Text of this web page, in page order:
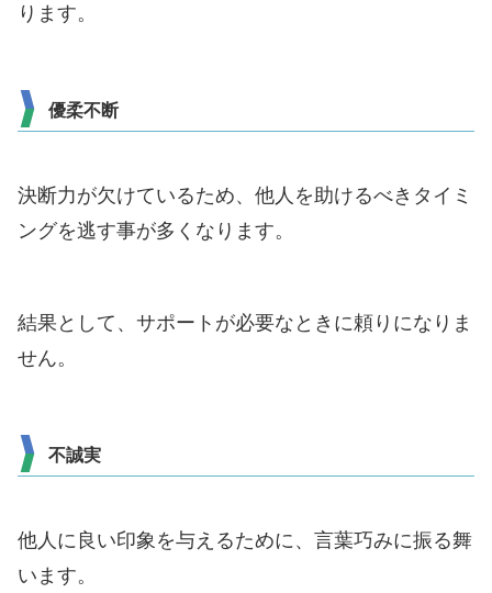
ります。
優柔不断
決断力が欠けているため、他人を助けるべきタイミ
ングを逃す事が多くなります。
結果として、サポートが必要なときに頼りになりま
せん。
不誠実
他人に良い印象を与えるために、言葉巧みに振る舞
います。